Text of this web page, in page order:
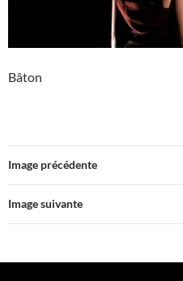
Bâton
Image précédente
Image suivante